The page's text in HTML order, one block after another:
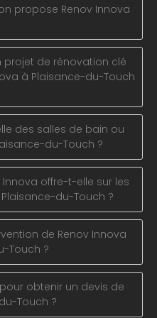
propose Renov Innova
de rénovation clé
à Plaisance-du-Touch
des salles de bain ou
du-Touch ?
offre-t-elle sur les
du-Touch ?
de Renov Innova
Touch ?
obtenir un devis de
Touch ?